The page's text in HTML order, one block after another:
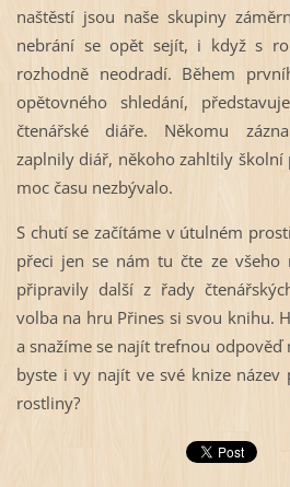
naštěstí jsou naše skupiny
nebrání se opět sejít, i když s
rozhodně neodradí. Během
opětovného shledání,
čtenářské diáře. Někomu
zaplnily diář, někoho zahltily
moc času nezbývalo.
S chutí se začítáme v útulném
přeci jen se nám tu čte ze všeho
připravily další z řady
volba na hru Přines si svou knihu.
a snažíme se najít trefnou odpověď
byste i vy najít ve své knize
rostliny?